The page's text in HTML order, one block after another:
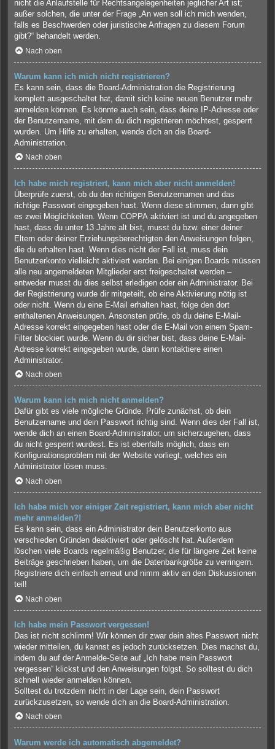
nicht die Anlaufstelle für Rechtsangelegenheiten jeglicher Art ist;
außer solchen, die unter der Frage „An wen soll ich mich wenden,
falls es Beschwerden oder juristische Anfragen zu diesem Forum
gibt?“ behandelt werden.
Nach oben
Warum kann ich mich nicht registrieren?
Es kann sein, dass die Board-Administration die Registrierung
komplett ausgeschaltet hat, damit sich keine neuen Benutzer mehr
anmelden können. Es könnte auch sein, dass deine IP-Adresse oder
der Benutzername, mit dem du dich registrieren möchtest, gesperrt
wurden. Um Hilfe zu erhalten, wende dich an die Board-
Administration.
Nach oben
Ich habe mich registriert, kann mich aber nicht anmelden!
Überprüfe zuerst, ob du den richtigen Benutzernamen und das
richtige Passwort eingegeben hast. Wenn diese stimmen, dann gibt
es zwei Möglichkeiten. Wenn COPPA aktiviert ist und du angegeben
hast, dass du unter 13 Jahre alt bist, musst du bzw. einer deiner
Eltern oder deiner Erziehungsberechtigten den Anweisungen folgen,
die du erhalten hast. Wenn dies nicht der Fall ist, muss dein
Benutzerkonto vielleicht aktiviert werden. Bei einigen Boards müssen
alle neu angemeldeten Mitglieder erst freigeschaltet werden –
entweder musst du dies selbst erledigen oder ein Administrator. Bei
der Registrierung wurde dir mitgeteilt, ob eine Aktivierung nötig ist
oder nicht. Wenn du eine E-Mail erhalten hast, folge den dort
enthaltenen Anweisungen. Ansonsten prüfe, ob du deine E-Mail-
Adresse korrekt eingegeben hast oder die E-Mail von einem Spam-
Filter blockiert wurde. Wenn du dir sicher bist, dass deine E-Mail-
Adresse korrekt eingegeben wurde, dann kontaktiere einen
Administrator.
Nach oben
Warum kann ich mich nicht anmelden?
Dafür gibt es viele mögliche Gründe. Prüfe zunächst, ob dein
Benutzername und dein Passwort richtig sind. Wenn dies der Fall ist,
wende dich an einen Board-Administrator, um sicherzugehen, dass
du nicht gesperrt wurdest. Es ist ebenfalls möglich, dass ein
Konfigurationsproblem mit der Website vorliegt, welches ein
Administrator lösen muss.
Nach oben
Ich habe mich vor einiger Zeit registriert, kann mich aber nicht
mehr anmelden?!
Es kann sein, dass ein Administrator dein Benutzerkonto aus
verschieden Gründen deaktiviert oder gelöscht hat. Außerdem
löschen viele Boards regelmäßig Benutzer, die für längere Zeit keine
Beiträge geschrieben haben, um die Datenbankgröße zu verringern.
Registriere dich einfach erneut und nimm aktiv an den Diskussionen
teil!
Nach oben
Ich habe mein Passwort vergessen!
Das ist nicht schlimm! Wir können dir zwar dein altes Passwort nicht
wieder mitteilen, du kannst es jedoch zurücksetzen. Dies machst du,
indem du auf der Anmelde-Seite auf „Ich habe mein Passwort
vergessen“ klickst und den Anweisungen folgst. So solltest du dich
schnell wieder anmelden können.
Solltest du trotzdem nicht in der Lage sein, dein Passwort
zurückzusetzen, so wende dich an die Board-Administration.
Nach oben
Warum werde ich automatisch abgemeldet?